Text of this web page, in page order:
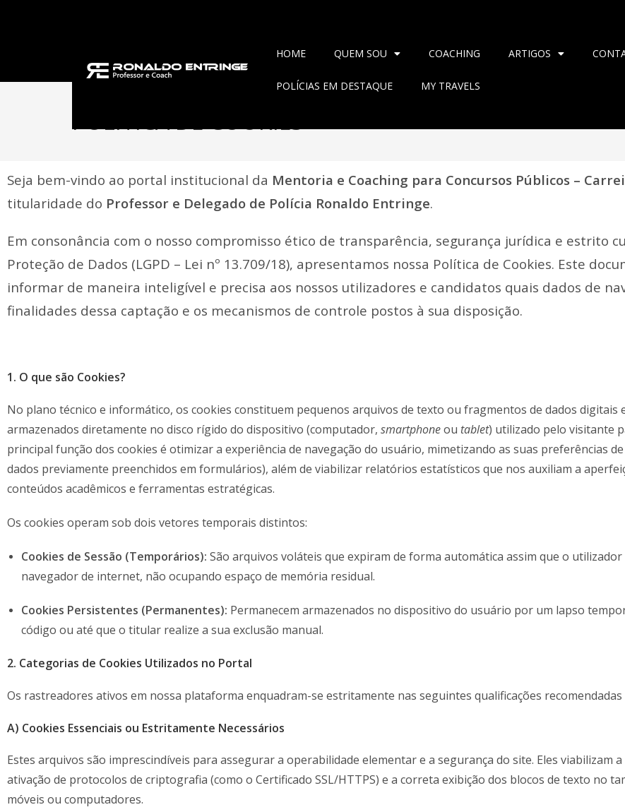
HOME QUEM SOU COACHING ARTIGOS
POLÍCIAS EM DESTAQUE MY TRAVELS
POLÍTICA DE COOKIES
Seja bem-vindo ao portal institucional da Mentoria e Coaching para Concursos Públicos –
titularidade do Professor e Delegado de Polícia Ronaldo Entringe.
Em consonância com o nosso compromisso ético de transparência, segurança jurídica e estrito
Proteção de Dados (LGPD – Lei nº 13.709/18), apresentamos nossa Política de Cookies. Este
informar de maneira inteligível e precisa aos nossos utilizadores e candidatos quais dados de
finalidades dessa captação e os mecanismos de controle postos à sua disposição.
1. O que são Cookies?
No plano técnico e informático, os cookies constituem pequenos arquivos de texto ou fragmentos de dados digitais
armazenados diretamente no disco rígido do dispositivo (computador, smartphoneou tablet) utilizado pelo visitante
principal função dos cookies é otimizar a experiência de navegação do usuário, mimetizando as suas preferências
dados previamente preenchidos em formulários), além de viabilizar relatórios estatísticos que nos auxiliam a
conteúdos acadêmicos e ferramentas estratégicas.
Os cookies operam sob dois vetores temporais distintos:
Cookies de Sessão (Temporários): São arquivos voláteis que expiram de forma automática assim que o
navegador de internet, não ocupando espaço de memória residual.
Cookies Persistentes (Permanentes): Permanecem armazenados no dispositivo do usuário por um lapso
código ou até que o titular realize a sua exclusão manual.
2. Categorias de Cookies Utilizados no Portal
Os rastreadores ativos em nossa plataforma enquadram-se estritamente nas seguintes qualificações recomendadas
A) Cookies Essenciais ou Estritamente Necessários
Estes arquivos são imprescindíveis para assegurar a operabilidade elementar e a segurança do site. Eles viabilizam
ativação de protocolos de criptografia (como o Certificado SSL/HTTPS) e a correta exibição dos blocos de texto no
móveis ou computadores.